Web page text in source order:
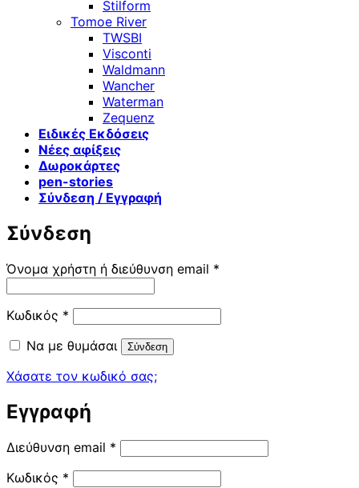
Stilform
Tomoe River
TWSBI
Visconti
Waldmann
Wancher
Waterman
Zequenz
Ειδικές Εκδόσεις
Νέες αφίξεις
Δωροκάρτες
pen-stories
Σύνδεση / Εγγραφή
Σύνδεση
Όνομα χρήστη ή διεύθυνση email *
Κωδικός * Απαιτείται
Να με θυμάσαι
Σύνδεση
Χάσατε τον κωδικό σας;
Εγγραφή
Διεύθυνση email * Απαιτείται
Κωδικός * Απαιτείται